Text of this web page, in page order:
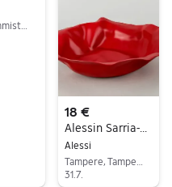
18 €
Alessin Sarria-hedelmäkulho
Alessi
31.7.